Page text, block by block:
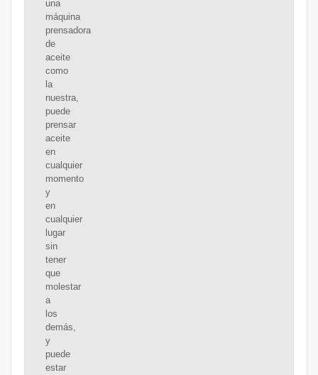
una
máquina
prensadora
de
aceite
como
la
nuestra,
puede
prensar
aceite
en
cualquier
momento
y
en
cualquier
lugar
sin
tener
que
molestar
a
los
demás,
y
puede
estar